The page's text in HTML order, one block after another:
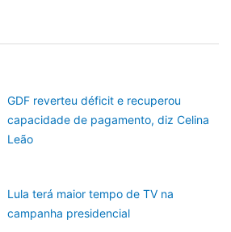
GDF reverteu déficit e recuperou
capacidade de pagamento, diz Celina
Leão
Lula terá maior tempo de TV na
campanha presidencial